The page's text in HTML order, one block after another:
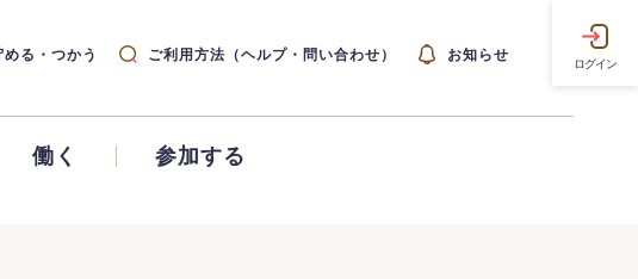
る・つかう ご利用方法（ヘルプ・問い合わせ） お知らせ
ログイン
働く 参加する